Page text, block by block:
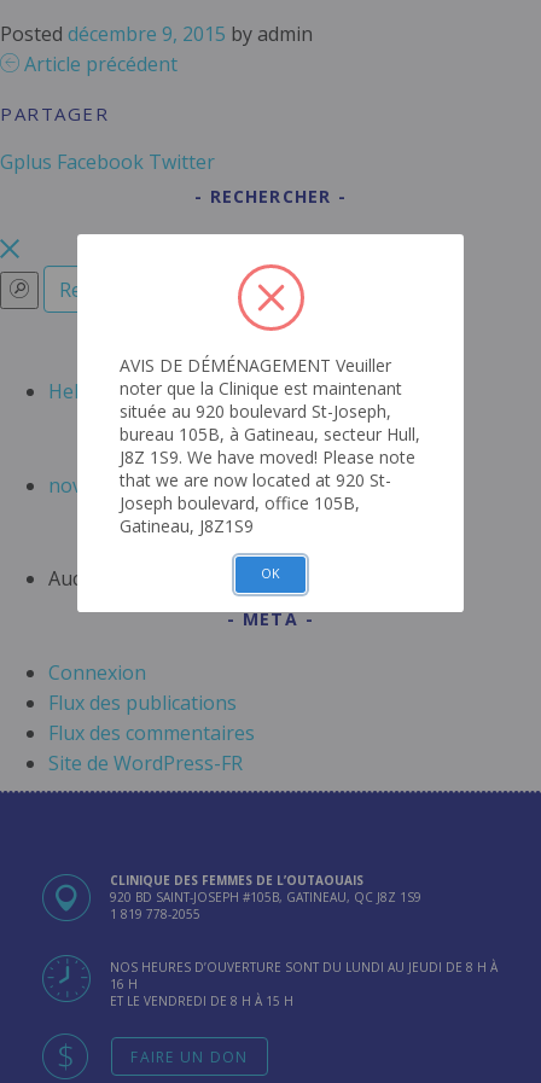
Posted décembre 9, 2015 by admin
Article précédent
PARTAGER
Gplus Facebook Twitter
RECHERCHER
RECENT POSTS
Hello world!
ARCHIVES
novembre 2015
CATEGORIES
Aucune catégorie
META
Connexion
Flux des publications
Flux des commentaires
Site de WordPress-FR
CLINIQUE DES FEMMES DE L’OUTAOUAIS
920 BD SAINT-JOSEPH #105B, GATINEAU, QC J8Z 1S9
1 819 778-2055
NOS HEURES D’OUVERTURE SONT DU LUNDI AU JEUDI DE 8 H À
16 H
ET LE VENDREDI DE 8 H À 15 H
FAIRE UN DON
AVIS DE DÉMÉNAGEMENT Veuiller
noter que la Clinique est maintenant
située au 920 boulevard St-Joseph,
bureau 105B, à Gatineau, secteur Hull,
J8Z 1S9. We have moved! Please note
that we are now located at 920 St-
Joseph boulevard, office 105B,
Gatineau, J8Z1S9
OK